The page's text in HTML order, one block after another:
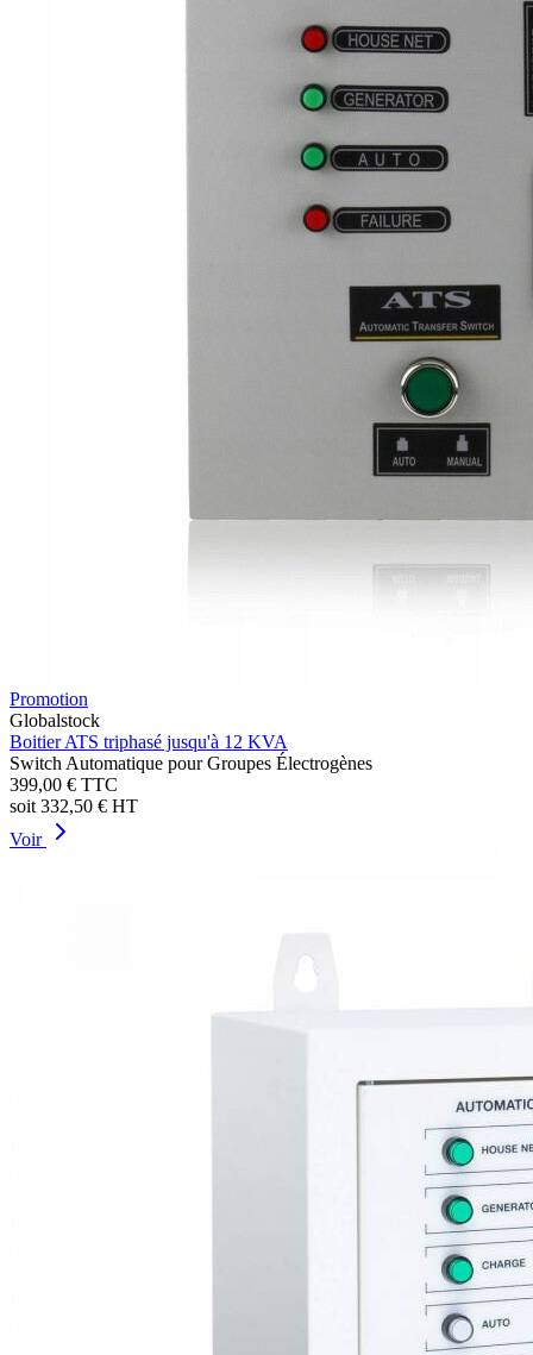
Promotion
Globalstock
Boitier ATS triphasé jusqu'à 12 KVA
Switch Automatique pour Groupes Électrogènes
399,00 € TTC
soit 332,50 € HT
Voir